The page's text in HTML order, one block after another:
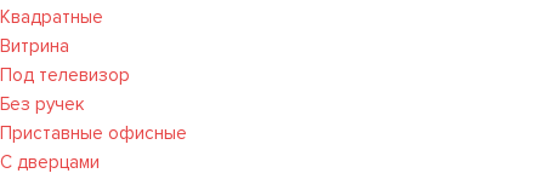
Квадратные
Витрина
Под телевизор
Без ручек
Приставные офисные
С дверцами